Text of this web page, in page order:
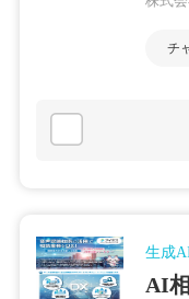
チ
生成
AI